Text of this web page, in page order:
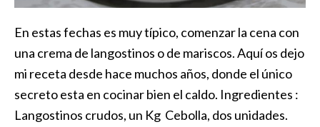
En estas fechas es muy típico, comenzar la cena con
una crema de langostinos o de mariscos. Aquí os dejo
mi receta desde hace muchos años, donde el único
secreto esta en cocinar bien el caldo. Ingredientes :
Langostinos crudos, un Kg Cebolla, dos unidades.